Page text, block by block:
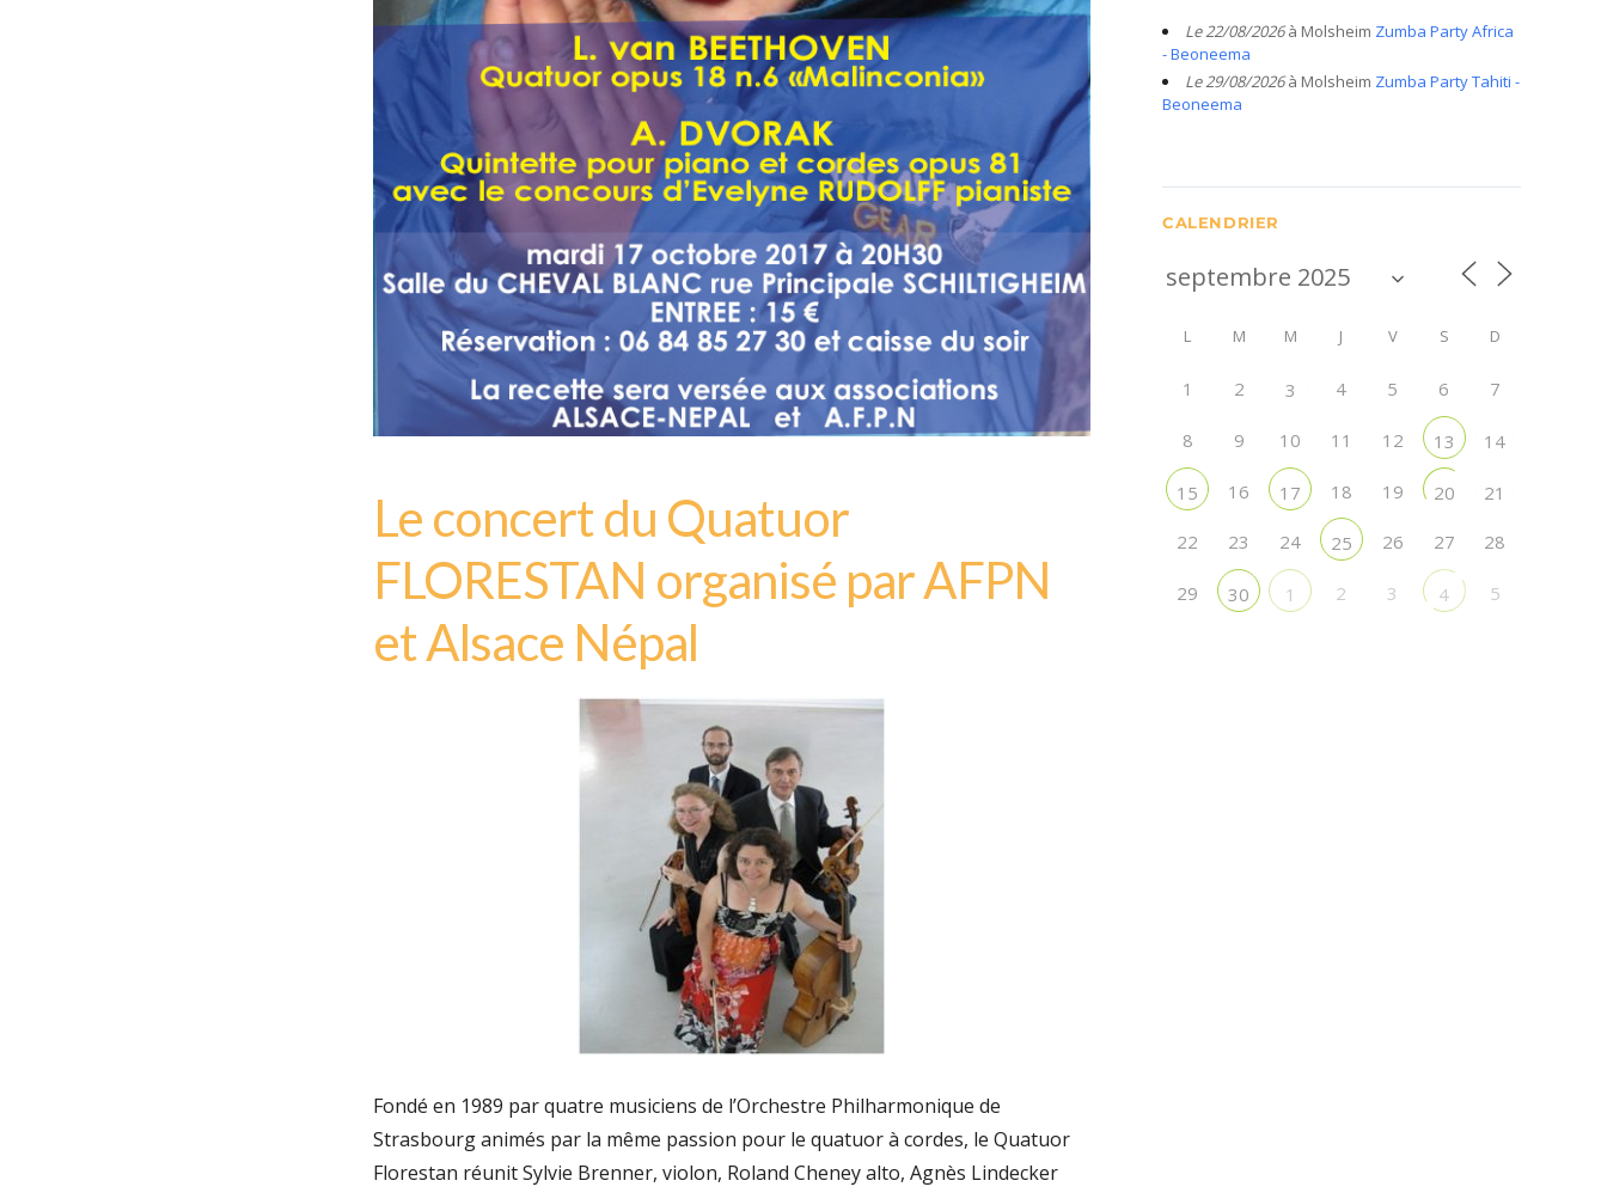
Le concert du Quatuor
FLORESTAN organisé par AFPN
et Alsace Népal
Fondé en 1989 par quatre musiciens de l’Orchestre Philharmonique de
Strasbourg animés par la même passion pour le quatuor à cordes, le Quatuor
Florestan réunit Sylvie Brenner, violon, Roland Cheney alto, Agnès Lindecker
Le 22/08/2026à Molsheim Zumba Party Africa
- Beoneema
Le 29/08/2026à Molsheim Zumba Party Tahiti -
Beoneema
CALENDRIER
L M M J V S D
1 2 3 4 5 6 7
8 9 10 11 12 13 14
15 16 17 18 19 20 21
22 23 24 25 26 27 28
29 30 1 2 3 4 5